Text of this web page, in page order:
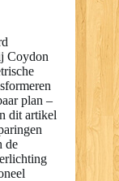
Coydon
plan –
dit artikel
de